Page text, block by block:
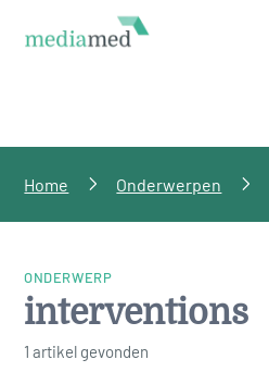
Home Onderwerpen
ONDERWERP
interventions
1 artikel gevonden